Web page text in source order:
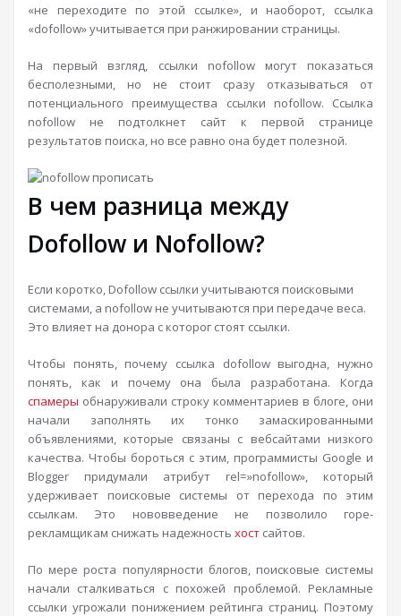
«не переходите по этой ссылке», и наоборот, ссылка
«dofollow» учитывается при ранжировании страницы.
На первый взгляд, ссылки nofollow могут показаться
бесполезными, но не стоит сразу отказываться от
потенциального преимущества ссылки nofollow. Ссылка
nofollow не подтолкнет сайт к первой странице
результатов поиска, но все равно она будет полезной.
В чем разница между
Dofollow и Nofollow?
Если коротко, Dofollow ссылки учитываются поисковыми
системами, а nofollow не учитываются при передаче веса.
Это влияет на донора с которог стоят ссылки.
Чтобы понять, почему ссылка dofollow выгодна, нужно
понять, как и почему она была разработана. Когда
спамеры обнаруживали строку комментариев в блоге, они
начали заполнять их тонко замаскированными
объявлениями, которые связаны с вебсайтами низкого
качества. Чтобы бороться с этим, программисты Google и
Blogger придумали атрибут rel=»nofollow», который
удерживает поисковые системы от перехода по этим
ссылкам. Это нововведение не позволило горе-
рекламщикам снижать надежность хост сайтов.
По мере роста популярности блогов, поисковые системы
начали сталкиваться с похожей проблемой. Рекламные
ссылки угрожали понижением рейтинга страниц. Поэтому